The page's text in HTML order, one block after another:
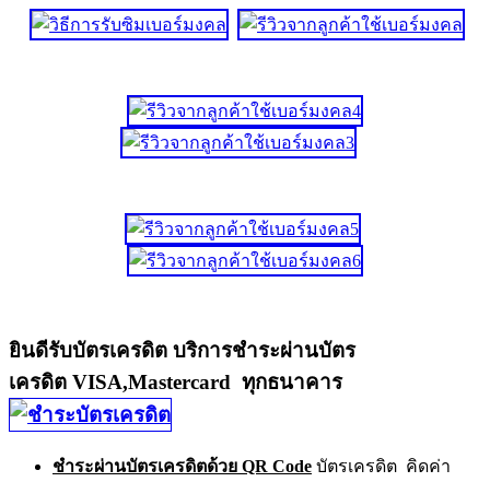
ยินดีรับบัตรเครดิต บริการชำระผ่านบัตร
เครดิต VISA,Mastercard ทุกธนาคาร
ชำระผ่านบัตรเครดิตด้วย QR Code บัตรเครดิต คิดค่า